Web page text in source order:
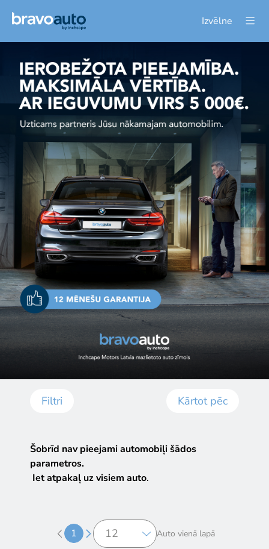
Izvēlne
Filtri Kārtot pēc
Šobrīd nav pieejami automobiļi šādos
parametros.
Iet atpakaļ uz visiem auto.
1 Auto vienā lapā